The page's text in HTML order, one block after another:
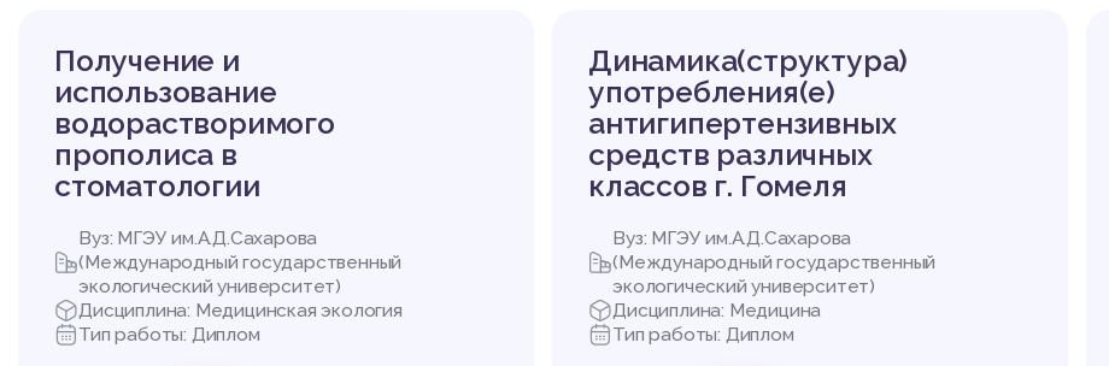
4. Здоровье населения Республики Беларусь. Статистический сборник [Электронный
– 2010-2015. – Режим доступа: http://belstat.gov.by – Дата доступа: 05.07. 2016.
5. Здравоохранение в Республике Беларусь. Официальный статистический сборник за 2010
д. [Электронный ресурс]. – 2011. – Режим доступа: http://minzdrav.gov.by – Дата доступа:
6. Мальковец, М. В. Анализ состояния здоровья населения Республики Беларусь.
е рекомендации./М. В. Мальковец, Т.В. Калинина – Минск: БГУ, 2007. – С. 14-28.
7. Министерство здравоохранения Республики Беларусь [Электронный ресурс]. – 2013. –
м доступа: http://minzdrav.gov.by – Дата доступа: 05.07. 2016.
8. Щербакова, Е. М. Тенденции заболеваемости / Е.М. Щербакова // Электронная версия
летеня «Население и общество» – № 275-276 – «Демоскоп Weekly» [Электронный
2007. –http://demoscope.ru/weekly/2014/0597/index.php. – Дата доступа: 05.07. 2016.
Получение и
использование
водорастворимого
прополиса в
стоматологии
Вуз: МГЭУ им.А.Д.Сахарова
(Международный государственный
экологический университет)
Дисциплина: Медицинская экология
Тип работы: Диплом
Динамика(структура)
употребления(е)
антигипертензивных
средств различных
классов г. Гомеля
Вуз: МГЭУ им.А.Д.Сахарова
(Международный государственный
экологический университет)
Дисциплина: Медицина
Тип работы: Диплом